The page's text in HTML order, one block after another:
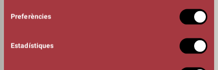
Preferències
Estadístiques